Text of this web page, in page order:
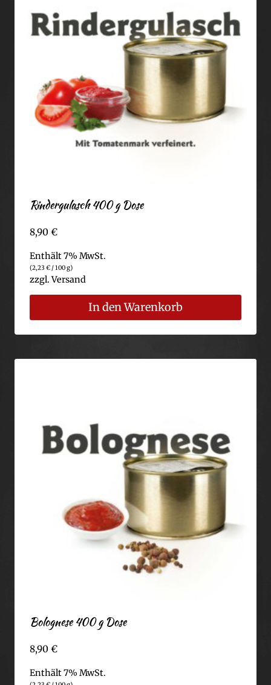
Rindergulasch 400 g Dose
8,90 €
Enthält 7% MwSt.
(2,23 € / 100 g)
zzgl.Versand
In den Warenkorb
Bolognese 400 g Dose
8,90 €
Enthält 7% MwSt.